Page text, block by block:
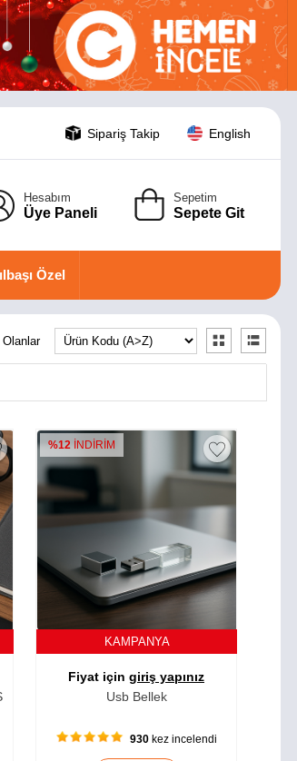
Sipariş Takip English
Hesabım
Üye Paneli
Sepetim
Sepete Git
Özel
%12 İNDİRİM
KAMPANYA
Fiyat için giriş yapınız
Usb Bellek
930kez incelendi